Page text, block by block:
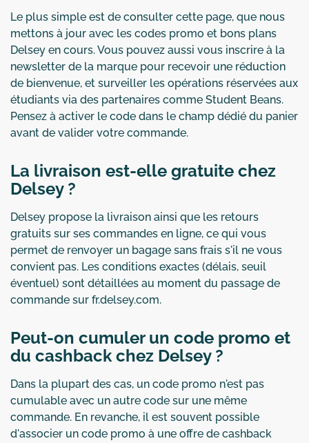
Le plus simple est de consulter cette page, que nous
mettons à jour avec les codes promo et bons plans
Delsey en cours. Vous pouvez aussi vous inscrire à la
newsletter de la marque pour recevoir une réduction
de bienvenue, et surveiller les opérations réservées aux
étudiants via des partenaires comme Student Beans.
Pensez à activer le code dans le champ dédié du panier
avant de valider votre commande.
La livraison est-elle gratuite chez
Delsey ?
Delsey propose la livraison ainsi que les retours
gratuits sur ses commandes en ligne, ce qui vous
permet de renvoyer un bagage sans frais s'il ne vous
convient pas. Les conditions exactes (délais, seuil
éventuel) sont détaillées au moment du passage de
commande sur fr.delsey.com.
Peut-on cumuler un code promo et
du cashback chez Delsey ?
Dans la plupart des cas, un code promo n'est pas
cumulable avec un autre code sur une même
commande. En revanche, il est souvent possible
d'associer un code promo à une offre de cashback